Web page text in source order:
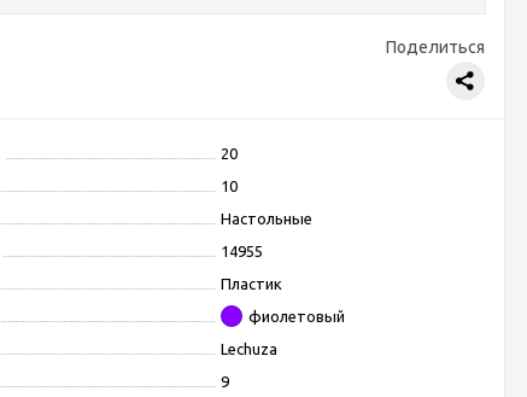
Поделиться
20
10
Настольные
14955
Пластик
фиолетовый
Lechuza
9